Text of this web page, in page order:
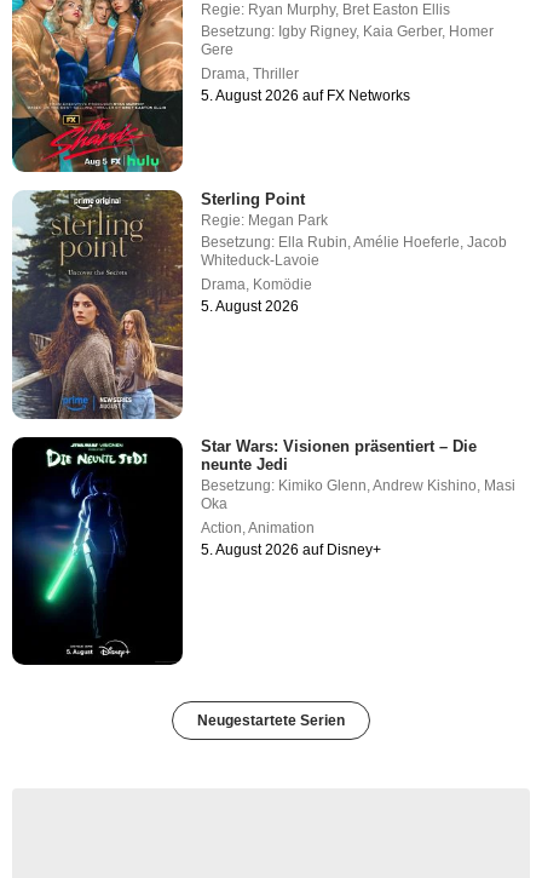
Regie: Ryan Murphy, Bret Easton Ellis
Besetzung: Igby Rigney, Kaia Gerber, Homer
Gere
Drama,Thriller
5. August 2026 auf FX Networks
Sterling Point
Regie: Megan Park
Besetzung: Ella Rubin,Amélie Hoeferle,Jacob
Whiteduck-Lavoie
Drama, Komödie
5. August 2026
Star Wars: Visionen präsentiert – Die
neunte Jedi
Besetzung: Kimiko Glenn ,Andrew Kishino Masi
Oka
Action ,Animation
5. August 2026 auf Disney+
Neugestartete Serien